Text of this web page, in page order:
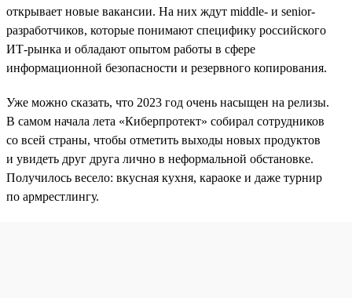
открывает новые вакансии. На них ждут middle- и senior-
разработчиков, которые понимают специфику российского
ИТ-рынка и обладают опытом работы в сфере
информационной безопасности и резервного копирования.
Уже можно сказать, что 2023 год очень насыщен на релизы.
В самом начала лета «Киберпротект» собирал сотрудников
со всей страны, чтобы отметить выходы новых продуктов
и увидеть друг друга лично в неформальной обстановке.
Получилось весело: вкусная кухня, караоке и даже турнир
по армрестлингу.